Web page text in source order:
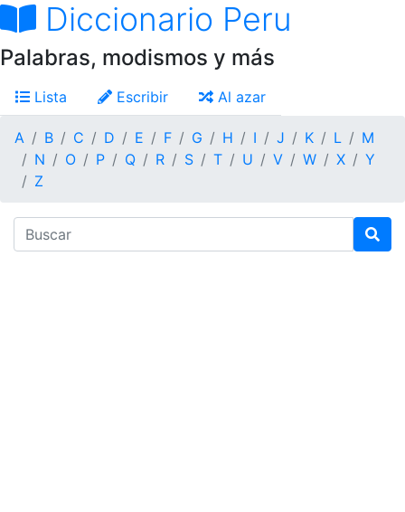
Diccionario Peru
Palabras, modismos y más
Lista Escribir Al azar
A B C D E F G H I J K L
M
N
O P Q R S T U V W X
Y
Z